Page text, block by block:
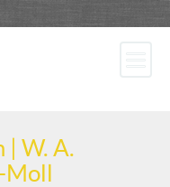
W. A.
Moll